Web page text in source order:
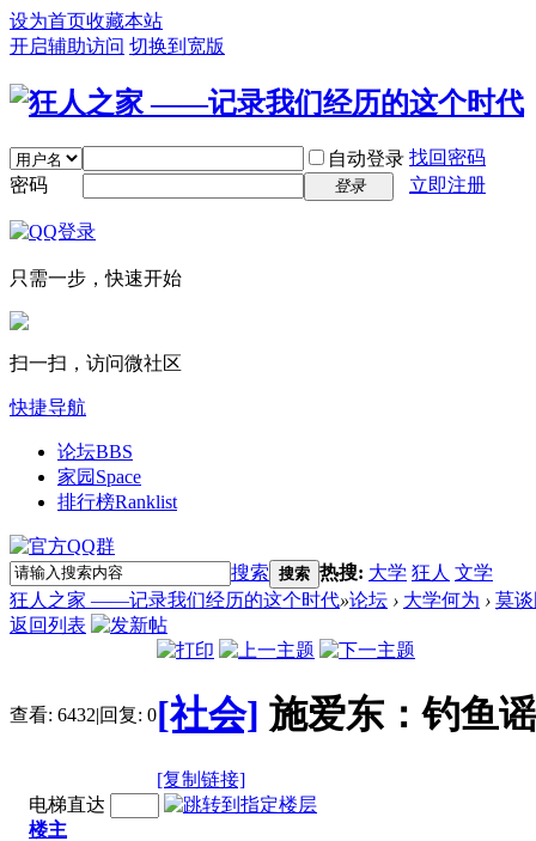
设为首页收藏本站
开启辅助访问 切换到宽版
自动登录 找回密码
密码
登录 立即注册
只需一步，快速开始
扫一扫，访问微社区
快捷导航
论坛BBS
家园 Space
排行榜Ranklist
搜索 搜索 热搜: 大学 狂人 文学
狂人之家 ——记录我们经历的这个时代»论坛 › 大学何为 › 莫
返回列表
查看: 6432|回复: 0[社会] 施爱东：钓鱼
[复制链接]
电梯直达
楼主